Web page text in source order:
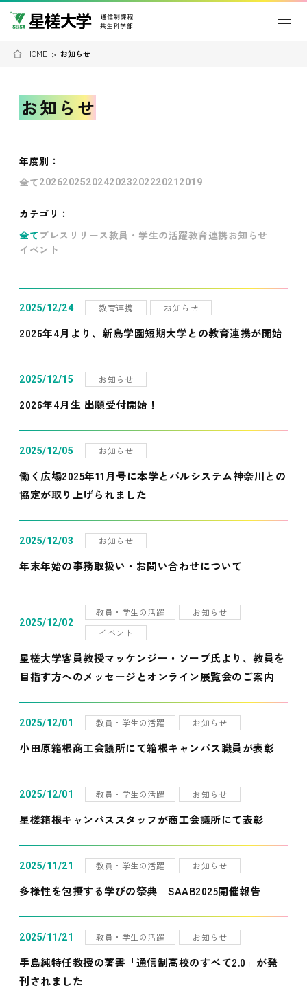
HOME > お知らせ
お知らせ
年度別 ：
全て202620252024202320222021 2019
カテゴリ：
全て プレスリリース教員・学生の活躍教育連携お知らせ
イベント
2025/12/24 教育連携 お知らせ
2026年4月より、新島学園短期大学との教育連携が開始
2025/12/15 お知らせ
2026年4月生 出願受付開始！
2025/12/05 お知らせ
働く広場2025年11月号に本学とパルシステム神奈川との
協定が取り上げられました
2025/12/03 お知らせ
年末年始の事務取扱い・お問い合わせについて
2025/12/02
教員・学生の活躍
お知らせ
イベント
星槎大学客員教授マッケンジー・ソープ氏より、教員を
目指す方へのメッセージとオンライン展覧会のご案内
2025/12/01 教員・学生の活躍 お知らせ
小田原箱根商工会議所にて箱根キャンパス職員が表彰
2025/12/01 教員・学生の活躍 お知らせ
星槎箱根キャンパススタッフが商工会議所にて表彰
2025/11/21 教員・学生の活躍 お知らせ
多様性を包摂する学びの祭典 SAAB2025開催報告
2025/11/21 教員・学生の活躍 お知らせ
手島純特任教授の著書「通信制高校のすべて2.0」が発
刊されました